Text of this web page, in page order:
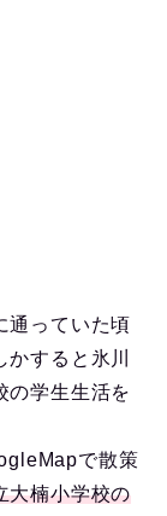
通っていた頃
すると氷川
の学生生活を
で散策
大楠小学校の